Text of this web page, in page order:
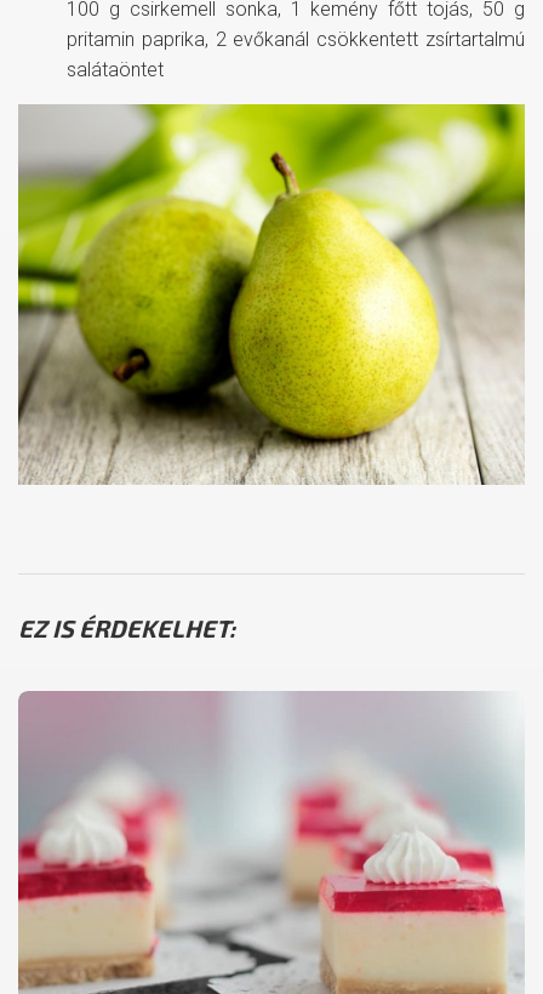
100 g csirkemell sonka, 1 kemény főtt tojás, 50 g
pritamin paprika, 2 evőkanál csökkentett zsírtartalmú
salátaöntet
EZ IS ÉRDEKELHET: